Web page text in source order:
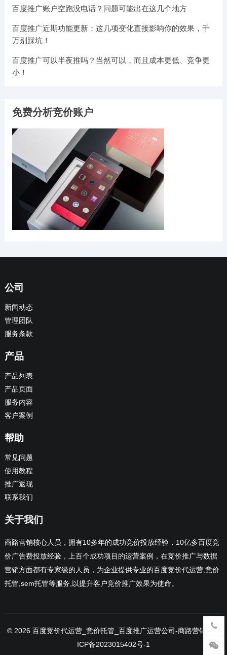
百度推广账户空跑没电话？问题可能出在这几个地方
百度推广近期功能更新：这几项变化直接影响你的效果，千
万别踩坑！
百度推广可以半夜推吗？当然可以，而且成本更低、竞争更
小！
免费分析竞价账户
公司
新闻动态
管理团队
服务条款
产品
产品列表
产品页面
服务内容
客户案例
帮助
常见问题
使用教程
推广返现
联系我们
关于我们
商路营销核心人员，拥有10多年的成功竞价投放经验，10亿多百度竞
价广告费投放经验，上百个成功项目的运营案例，在竞价推广与数据
营销方面都有专家级的人员，为企业提供专业的百度竞价代运营,竞价
托管,sem托管等服务,以提升客户竞价推广效果为使命。
© 2026 百度竞价代运营_竞价托管_百度推广运营公司-商路营销 - 鄂
ICP备2023015402号-1